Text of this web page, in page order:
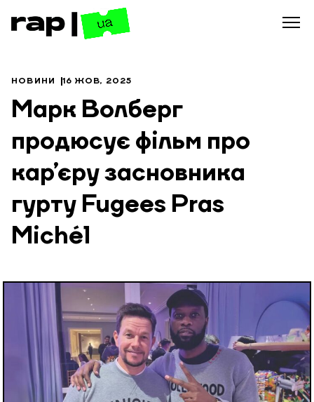
НОВИНИ 16 ЖОВ, 2025
Марк Волберг
продюсує фільм про
кар’єру засновника
гурту Fugees Pras
Michél